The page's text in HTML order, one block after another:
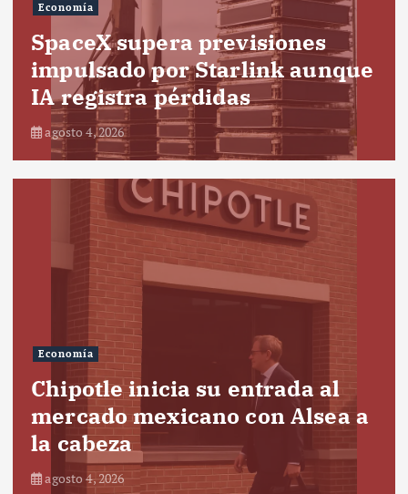
Economía
SpaceX supera previsiones
impulsado por Starlink aunque
IA registra pérdidas
agosto 4, 2026
Economía
Chipotle inicia su entrada al
mercado mexicano con Alsea a
la cabeza
agosto 4, 2026